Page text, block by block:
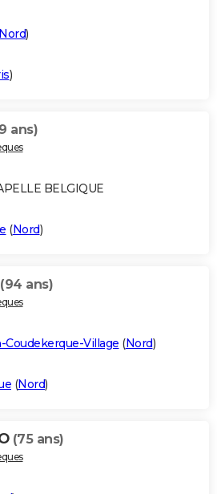
)
)
ans)
BELGIQUE
(Nord)
(94 ans)
Village (Nord)
(Nord)
(75 ans)